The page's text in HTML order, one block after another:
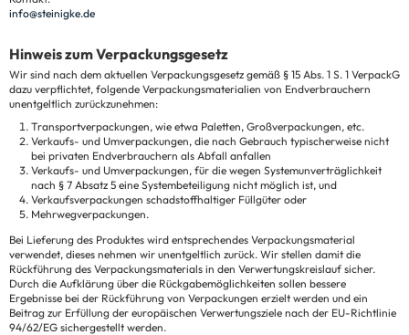
info@steinigke.de
Hinweis zum Verpackungsgesetz
Wir sind nach dem aktuellen Verpackungsgesetz gemäß § 15 Abs. 1 S. 1 VerpackG
dazu verpflichtet, folgende Verpackungsmaterialien von Endverbrauchern
unentgeltlich zurückzunehmen:
Transportverpackungen, wie etwa Paletten, Großverpackungen, etc.
Verkaufs- und Umverpackungen, die nach Gebrauch typischerweise nicht
bei privaten Endverbrauchern als Abfall anfallen
Verkaufs- und Umverpackungen, für die wegen Systemunverträglichkeit
nach § 7 Absatz 5 eine Systembeteiligung nicht möglich ist, und
Verkaufsverpackungen schadstoffhaltiger Füllgüter oder
Mehrwegverpackungen.
Bei Lieferung des Produktes wird entsprechendes Verpackungsmaterial
verwendet, dieses nehmen wir unentgeltlich zurück. Wir stellen damit die
Rückführung des Verpackungsmaterials in den Verwertungskreislauf sicher.
Durch die Aufklärung über die Rückgabemöglichkeiten sollen bessere
Ergebnisse bei der Rückführung von Verpackungen erzielt werden und ein
Beitrag zur Erfüllung der europäischen Verwertungsziele nach der EU-Richtlinie
94/62/EG sichergestellt werden.